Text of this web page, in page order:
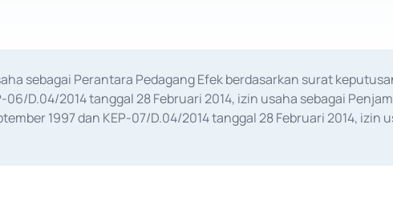
sebagai Perantara Pedagang Efek berdasarkan surat
06/D.04/2014 tanggal 28 Februari 2014, izin usaha sebagai
1997 dan KEP-07/D.04/2014 tanggal 28 Februari 2014, izin